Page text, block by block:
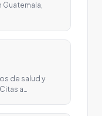
Guatemala,
de salud y
a…